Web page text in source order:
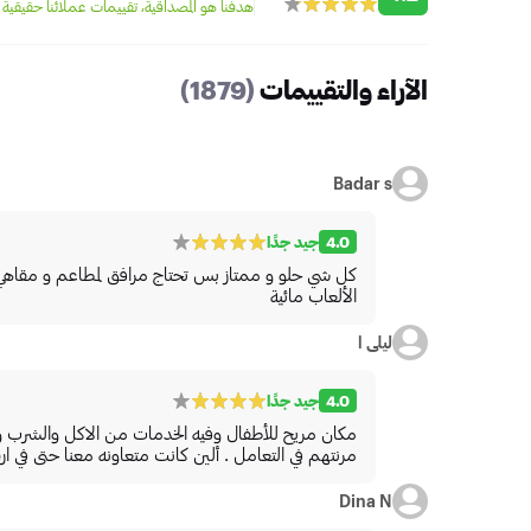
هدفنا هو المصداقية، تقييمات عملائنا حقيقية 100%
الآراء والتقييمات(1879)
Badar s
4.0 جيد جدًا
كل شي حلو و ممتاز بس تحتاج مرافق لمطاعم و مقاهي
الألعاب مائية
ليلى ا
4.0 جيد جدًا
مكان مريح للأطفال وفيه الخدمات من الاكل والشرب
مرنتهم في التعامل . ألين كانت متعاونه معنا حتى في
Dina N